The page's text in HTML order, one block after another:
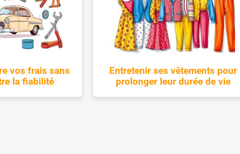
vos frais sans
la fiabilité
Entretenir ses vêtements pour
prolonger leur durée de vie